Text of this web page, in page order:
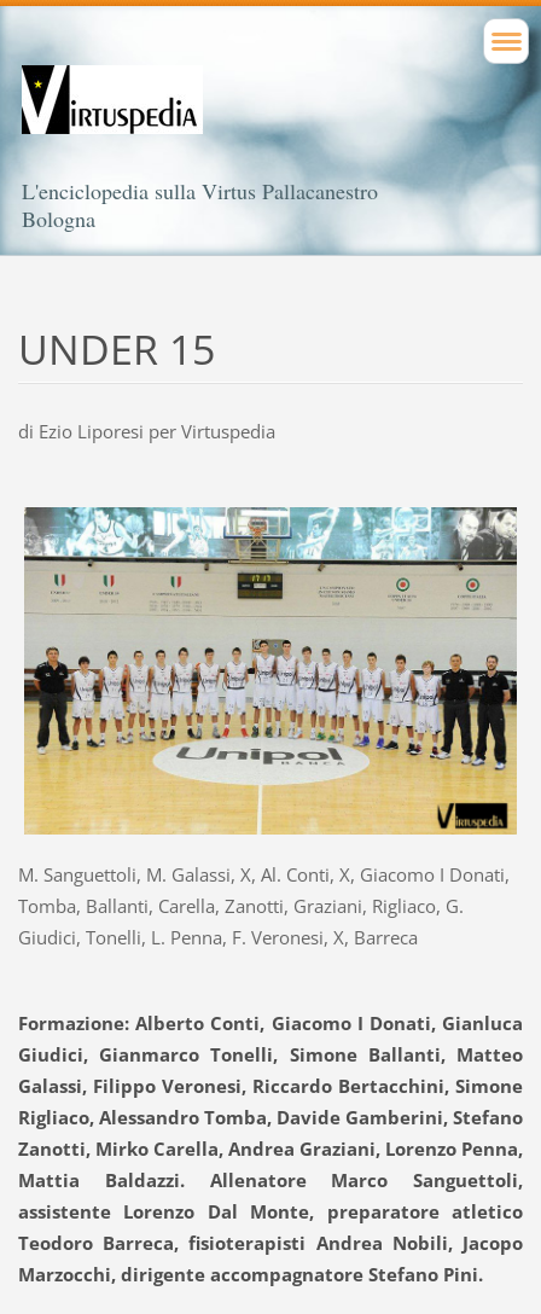
L'enciclopedia sulla Virtus Pallacanestro
Bologna
UNDER 15
di Ezio Liporesi per Virtuspedia
M. Sanguettoli, M. Galassi, X, Al. Conti, X, Giacomo I Donati,
Tomba, Ballanti, Carella, Zanotti, Graziani, Rigliaco, G.
Giudici, Tonelli, L. Penna, F. Veronesi, X, Barreca
Formazione: Alberto Conti, Giacomo I Donati, Gianluca
Giudici, Gianmarco Tonelli, Simone Ballanti, Matteo
Galassi, Filippo Veronesi, Riccardo Bertacchini, Simone
Rigliaco, Alessandro Tomba, Davide Gamberini, Stefano
Zanotti, Mirko Carella, Andrea Graziani, Lorenzo Penna,
Mattia Baldazzi. Allenatore Marco Sanguettoli,
assistente Lorenzo Dal Monte, preparatore atletico
Teodoro Barreca, fisioterapisti Andrea Nobili, Jacopo
Marzocchi, dirigente accompagnatore Stefano Pini.